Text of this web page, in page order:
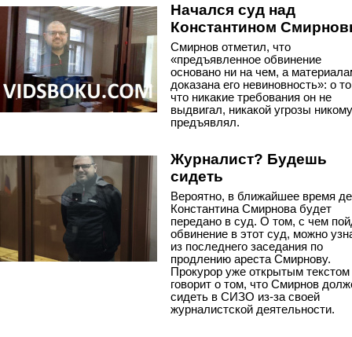
Начался суд над
Константином
Смирнов отметил, что
«предъявленное обвинение
основано ни на чем, а
доказана его невиновность»: о
что никакие требования он не
выдвигал, никакой угрозы
предъявлял.
Журналист? Будешь
сидеть
Вероятно, в ближайшее время
Константина Смирнова будет
передано в суд. О том, с чем
обвинение в этот суд, можно
из последнего заседания по
продлению ареста Смирнову.
Прокурор уже открытым текстом
говорит о том, что Смирнов
сидеть в СИЗО из-за своей
журналистской деятельности.